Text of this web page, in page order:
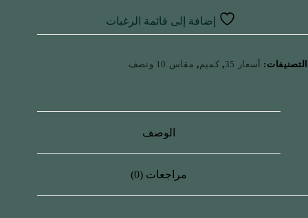
إضافة إلى قائمة الرغبات
التصنيفات: أسعار 35 , كميم , مقاس 10 ونصف
الوصف
مراجعات (0)